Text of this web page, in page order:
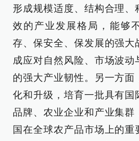
形成规模适度、结构合理、
效的产业发展格局，能够
存、保安全、保发展的强大
成应对自然风险、市场波动
的强大产业韧性。另一方面
化和升级，培育一批具有国
品牌、农业企业和产业集群
国在全球农产品市场上的